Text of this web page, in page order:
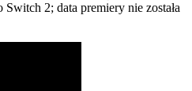
2; data premiery nie została